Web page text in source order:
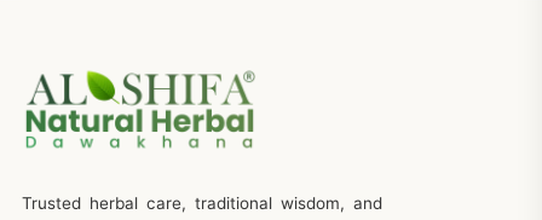
Trusted herbal care, traditional wisdom, and